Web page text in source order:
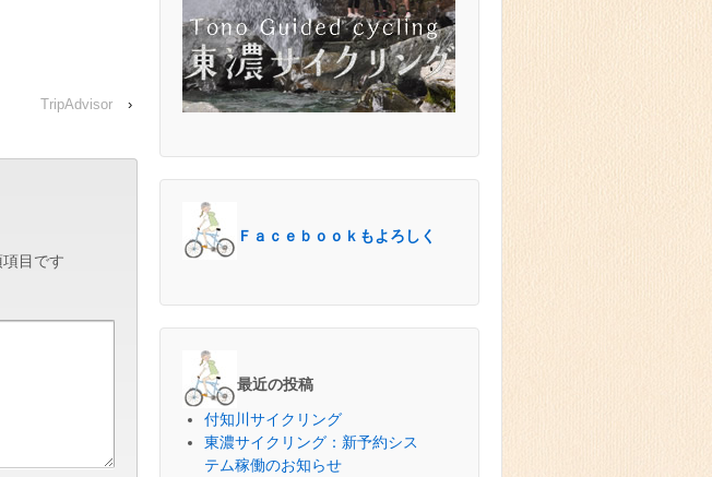
TripAdvisor ›
目です
Ｆａｃｅｂｏｏｋもよろしく
最近の投稿
付知川サイクリング
東濃サイクリング：新予約シス
テム稼働のお知らせ